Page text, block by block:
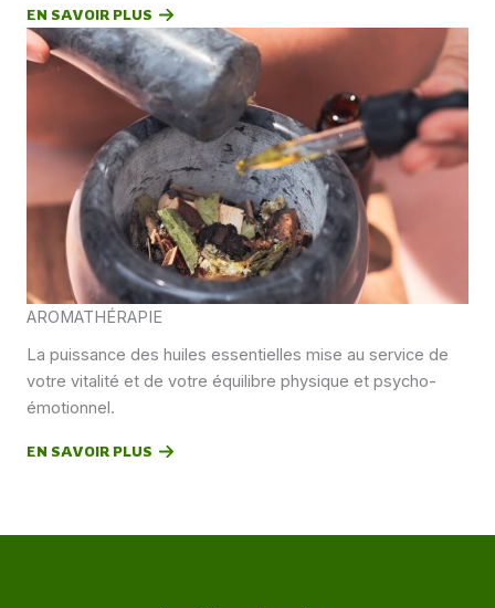
EN SAVOIR PLUS
AROMATHÉRAPIE
La puissance des huiles essentielles mise au service de
votre vitalité et de votre équilibre physique et psycho-
émotionnel.
EN SAVOIR PLUS